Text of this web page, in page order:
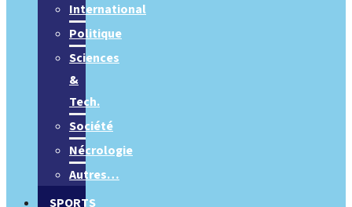
International
Politique
Sciences
&
Tech.
Société
Nécrologie
Autres…
SPORTS